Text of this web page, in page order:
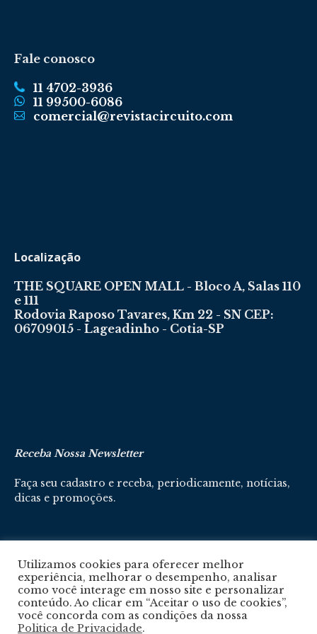
Fale conosco
11 4702-3936
11 99500-6086
comercial@revistacircuito.com
Localização
THE SQUARE OPEN MALL - Bloco A, Salas 110
e 111
Rodovia Raposo Tavares, Km 22 - SN CEP:
06709015 - Lageadinho - Cotia-SP
Receba Nossa Newsletter
Faça seu cadastro e receba, periodicamente, notícias,
dicas e promoções.
Cadastre-se aqui
Utilizamos cookies para oferecer melhor
experiência, melhorar o desempenho, analisar
como você interage em nosso site e personalizar
conteúdo. Ao clicar em “Aceitar o uso de cookies”,
você concorda com as condições da nossa
Politica de Privacidade.